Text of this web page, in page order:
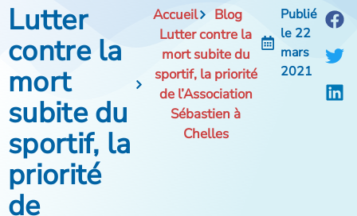
Lutter
contre la
mort
subite du
sportif, la
priorité
de
Accueil
Blog
Lutter contre la
mort subite du
sportif, la priorité
de l’Association
Sébastien à
Chelles
Publié
le 22
mars
2021